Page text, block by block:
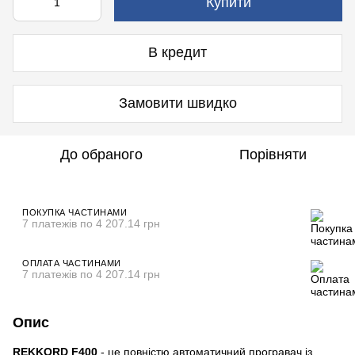
В кредит
Замовити швидко
До обраного Порівняти
ПОКУПКА ЧАСТИНАМИ
7 платежів по 4 207.14 грн
ОПЛАТА ЧАСТИНАМИ
7 платежів по 4 207.14 грн
Опис
REKKORD F400 - це повністю автоматичний програвач із